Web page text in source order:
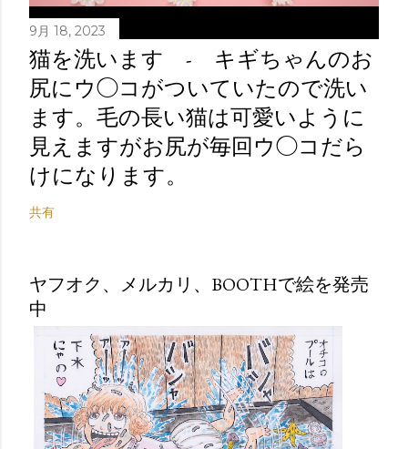
9月 18, 2023
猫を洗います - キギちゃんのお
尻にウ◯コがついていたので洗い
ます。毛の長い猫は可愛いように
見えますがお尻が毎回ウ◯コだら
けになります。
共有
ヤフオク、メルカリ、BOOTHで絵を発売
中